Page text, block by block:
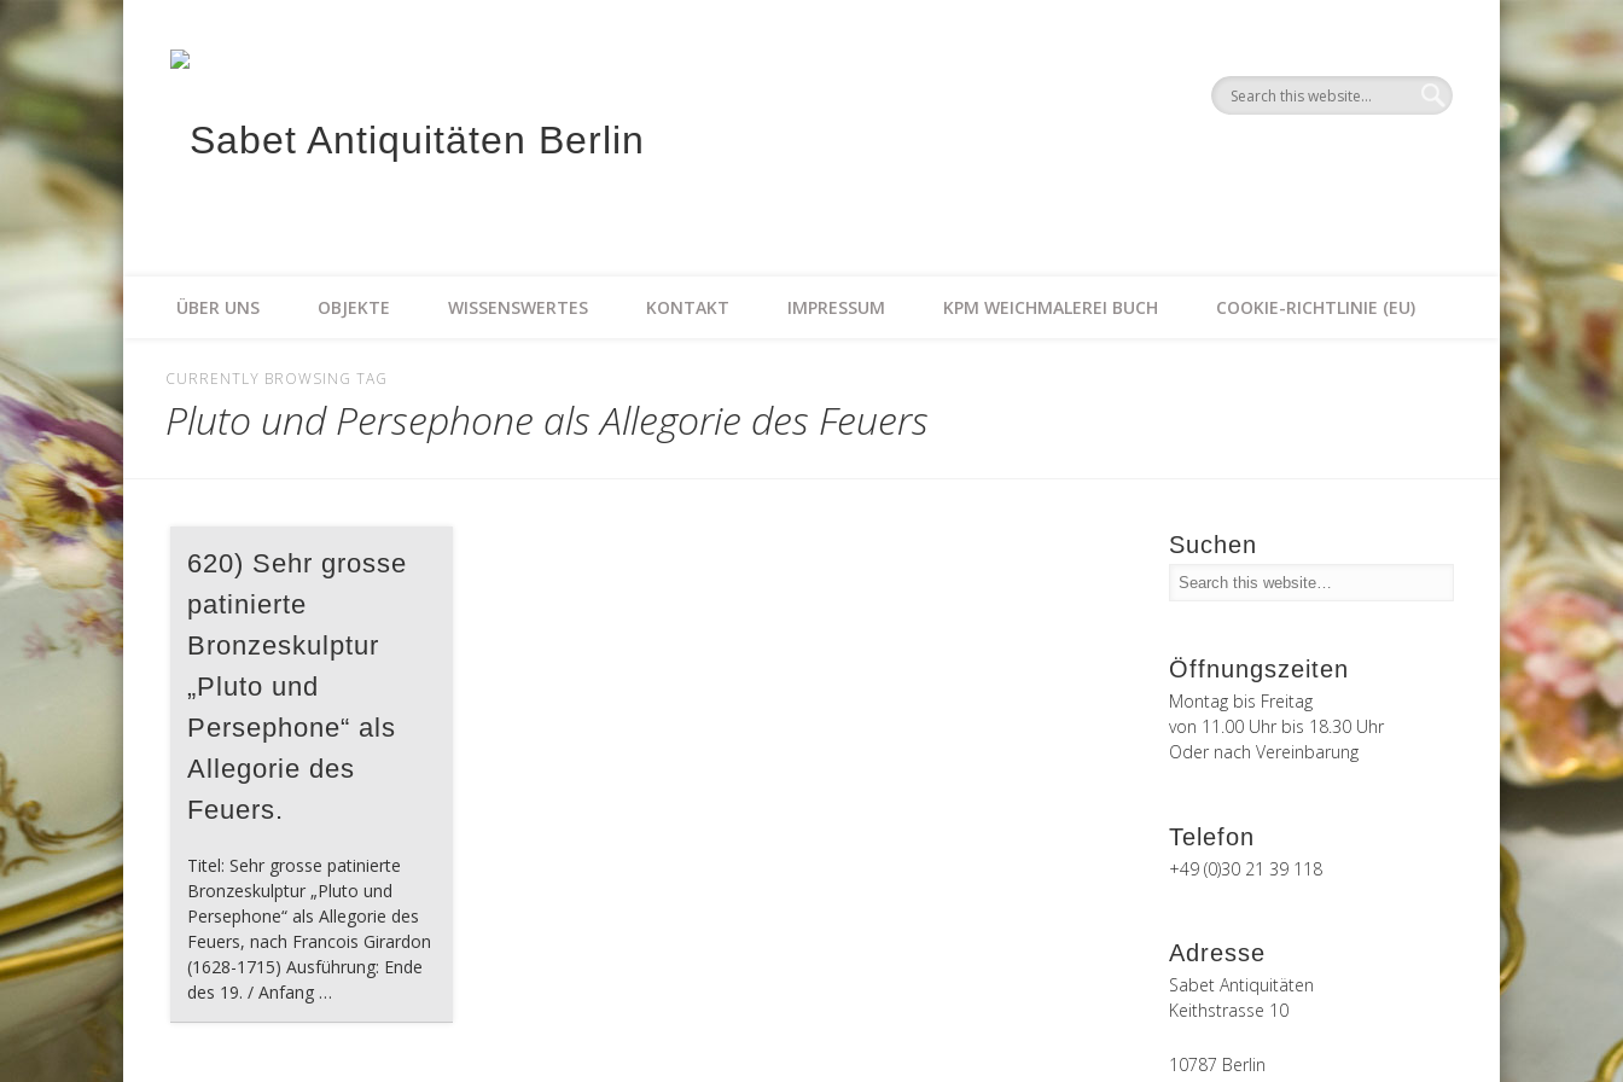
ÜBER UNS OBJEKTE WISSENSWERTES KONTAKT IMPRESSUM KPM WEICHMALEREI BUCH COOKIE-RICHTLINIE (EU)
CURRENTLY BROWSING TAG
Pluto und Persephone als Allegorie des Feuers
620) Sehr grosse
patinierte
Bronzeskulptur
„Pluto und
Persephone“ als
Allegorie des
Feuers.
Titel: Sehr grosse patinierte
Bronzeskulptur „Pluto und
Persephone“ als Allegorie des
Feuers, nach Francois Girardon
(1628-1715) Ausführung: Ende
des 19. / Anfang …
Suchen
Öffnungszeiten
Montag bis Freitag
von 11.00 Uhr bis 18.30 Uhr
Oder nach Vereinbarung
Telefon
+49 (0)30 21 39 118
Adresse
Sabet Antiquitäten
Keithstrasse 10
10787 Berlin